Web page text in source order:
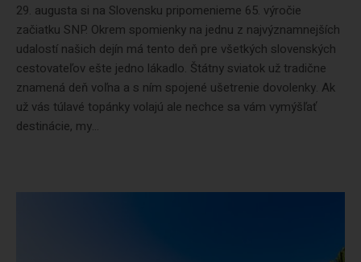
29. augusta si na Slovensku pripomenieme 65. výročie
začiatku SNP. Okrem spomienky na jednu z najvýznamnejších
udalostí našich dejín má tento deň pre všetkých slovenských
cestovateľov ešte jedno lákadlo. Štátny sviatok už tradične
znamená deň voľna a s ním spojené ušetrenie dovolenky. Ak
už vás túlavé topánky volajú ale nechce sa vám vymýšľať
destinácie, my...